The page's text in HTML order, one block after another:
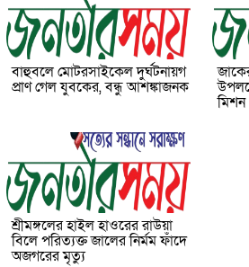
বাহুবলে মোটরসাইকেল দুর্ঘটনায়গ
প্রাণ গেল যুবকের, বন্ধু আশঙ্কাজনক
জাকের
মিশন
শ্রীমঙ্গলের হাইল হাওরের রাউয়া
বিলে পরিত্যক্ত জালের নির্মম ফাঁদে
অজগরের মৃত্যু